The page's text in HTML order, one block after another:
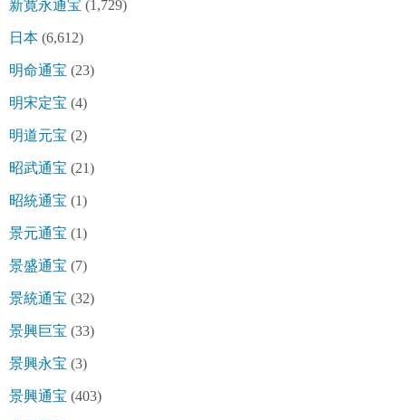
新寛永通宝 (1,729)
日本 (6,612)
明命通宝 (23)
明宋定宝 (4)
明道元宝 (2)
昭武通宝 (21)
昭統通宝 (1)
景元通宝 (1)
景盛通宝 (7)
景統通宝 (32)
景興巨宝 (33)
景興永宝 (3)
景興通宝 (403)